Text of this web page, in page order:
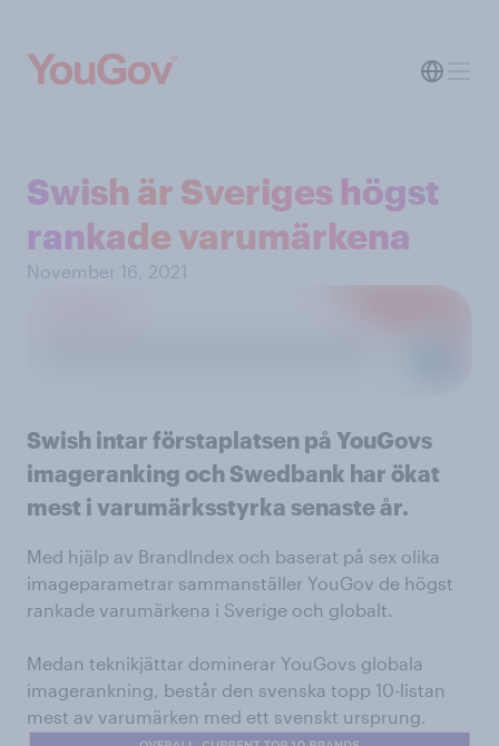
Swish är Sveriges högst
rankade varumärkena
November 16, 2021
Swish intar förstaplatsen på YouGovs
imageranking och Swedbank har ökat
mest i varumärksstyrka senaste år.
Med hjälp av BrandIndex och baserat på sex olika
imageparametrar sammanställer YouGov de högst
rankade varumärkena i Sverige och globalt.
Medan teknikjättar dominerar YouGovs globala
imagerankning, består den svenska topp 10-listan
mest av varumärken med ett svenskt ursprung.